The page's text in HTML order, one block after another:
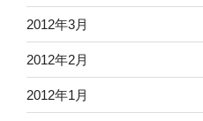
2012年3月
2012年2月
2012年1月